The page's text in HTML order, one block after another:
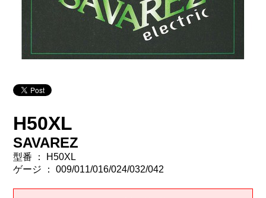
H50XL
SAVAREZ
型番 ： H50XL
ゲージ ： 009/011/016/024/032/042